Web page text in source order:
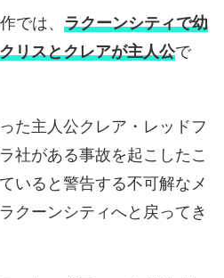
では、 ラクーンシティで幼
リスとクレアが主人公で
た主人公クレア・レッドフ
社がある事故を起こしたこ
いると警告する不可解なメ
クーンシティへと戻ってき